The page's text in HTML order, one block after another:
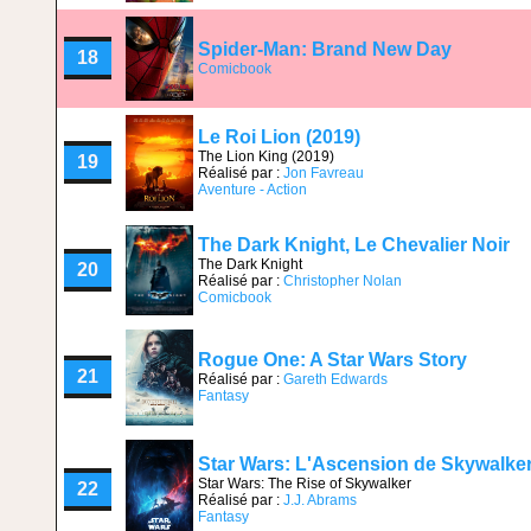
18 Spider-Man: Brand New Day
Comicbook
19
Le Roi Lion (2019)
The Lion King (2019)
Réalisé par : Jon Favreau
Aventure - Action
20
The Dark Knight, Le Chevalier Noir
The Dark Knight
Réalisé par : Christopher Nolan
Comicbook
21
Rogue One: A Star Wars Story
Réalisé par : Gareth Edwards
Fantasy
22
Star Wars: L'Ascension de
Star Wars: The Rise of Skywalker
Réalisé par : J.J. Abrams
Fantasy